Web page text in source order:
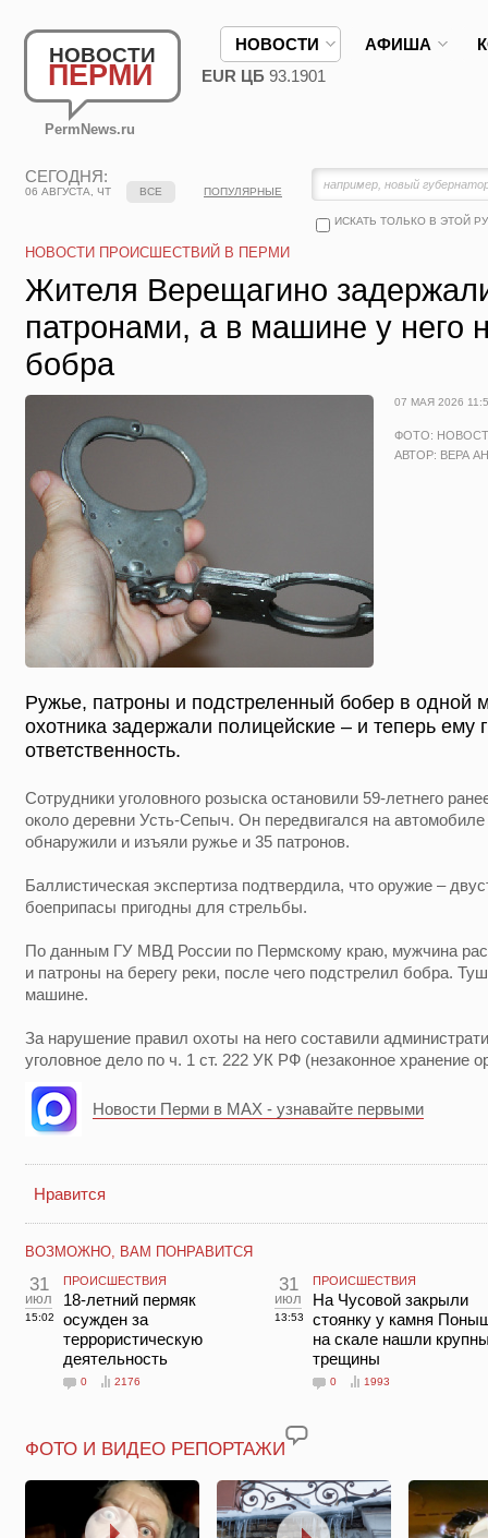
НОВОСТИ
ПЕРМИ
PermNews.ru
НОВОСТИ АФИША
EUR ЦБ 93.1901
СЕГОДНЯ:
06 АВГУСТА, ЧТ
ИСКАТЬ ТОЛЬКО В ЭТОЙ
ВСЕ ПОПУЛЯРНЫЕ
НОВОСТИ ПРОИСШЕСТВИЙ В ПЕРМИ
Жителя Верещагино
патронами, а в машине у него
бобра
07 МАЯ 2026
ФОТО:
АВТОР: ВЕРА
Ружье, патроны и подстреленный бобер в одной
охотника задержали полицейские – и теперь ему
ответственность.
Сотрудники уголовного розыска остановили 59-летнего
около деревни Усть-Сепыч. Он передвигался на
обнаружили и изъяли ружье и 35 патронов.
Баллистическая экспертиза подтвердила, что оружие –
боеприпасы пригодны для стрельбы.
По данным ГУ МВД России по Пермскому краю, мужчина
и патроны на берегу реки, после чего подстрелил бобра.
машине.
За нарушение правил охоты на него составили
уголовное дело по ч. 1 ст. 222 УК РФ (незаконное хранение
Новости Перми в MAX - узнавайте первыми
Нравится
ВОЗМОЖНО, ВАМ ПОНРАВИТСЯ
31
июл
15:02
ПРОИСШЕСТВИЯ
18-летний пермяк
осужден за
террористическую
деятельность
0 2176
31
июл
13:53
ПРОИСШЕСТВИЯ
На Чусовой закрыли
стоянку у камня
на скале нашли
трещины
0 1993
ФОТО И ВИДЕО РЕПОРТАЖИ